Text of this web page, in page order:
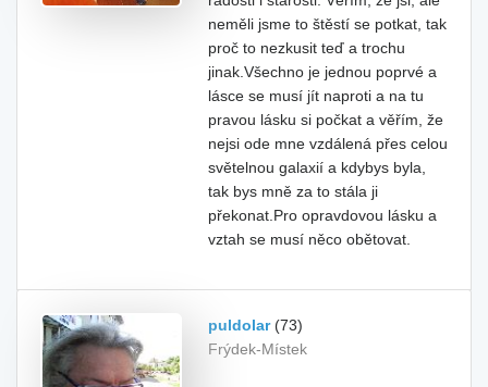
neměli jsme to štěstí se potkat, tak
proč to nezkusit teď a trochu
jinak.Všechno je jednou poprvé a
lásce se musí jít naproti a na tu
pravou lásku si počkat a věřím, že
nejsi ode mne vzdálená přes celou
světelnou galaxií a kdybys byla,
tak bys mně za to stála ji
překonat.Pro opravdovou lásku a
vztah se musí něco obětovat.
puldolar(73)
Frýdek-Místek